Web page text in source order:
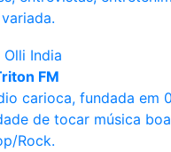
FM
carioca, fundada em
de tocar música
Rock.